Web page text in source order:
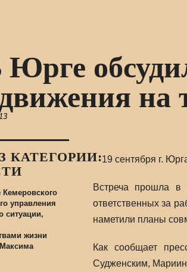
на
КАТЕГОРИИ:19 сентября г.
Встреча прошла в
ответственных за
наметили планы
Как сообщает
Судженским,